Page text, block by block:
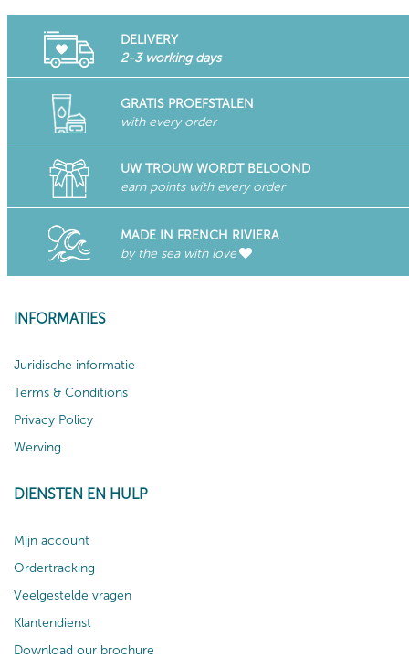
DELIVERY
2-3 working days
GRATIS PROEFSTALEN
with every order
UW TROUW WORDT BELOOND
earn points with every order
MADE IN FRENCH RIVIERA
by the sea with love
INFORMATIES
Juridische informatie
Terms & Conditions
Privacy Policy
Werving
DIENSTEN EN HULP
Mijn account
Ordertracking
Veelgestelde vragen
Klantendienst
Download our brochure